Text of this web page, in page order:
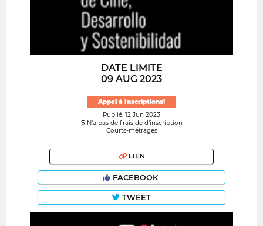
DATE LIMITE
09 AUG 2023
Appel à Inscriptions!
Publié: 12 Jun 2023
N’a pas de frais de d’inscription
Courts-métrages
LIEN
FACEBOOK
TWEET